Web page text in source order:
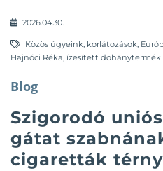
2026.04.30.
Közös ügyeink, korlátozások,
Hajnóci Réka, ízesített dohánytermék
Blog
Szigorodó
gátat
cigaretták